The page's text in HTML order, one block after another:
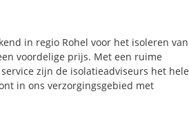
in regio Rohel voor het isoleren van
voordelige prijs. Met een ruime
zijn de isolatieadviseurs het hele
in ons verzorgingsgebied met